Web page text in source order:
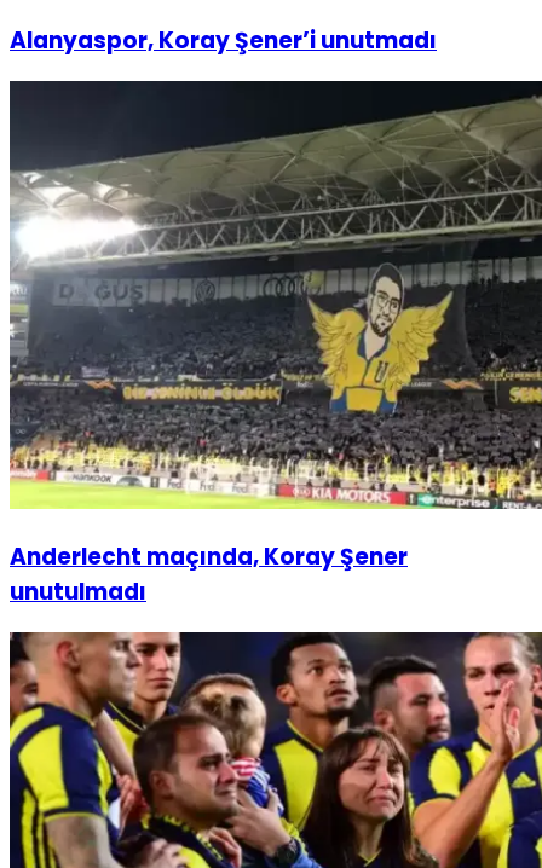
Alanyaspor, Koray Şener’i unutmadı
Anderlecht maçında, Koray Şener
unutulmadı